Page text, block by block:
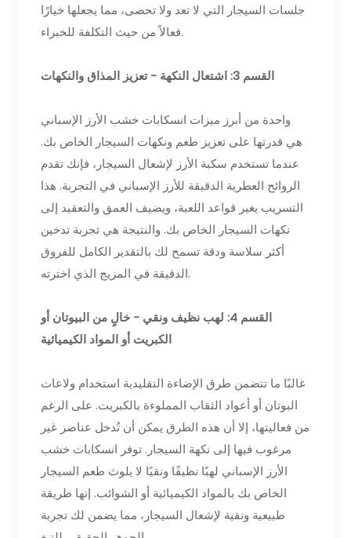
جلسات السيجار التي لا تعد ولا تحصى، مما يجعلها خيارًا
فعالاً من حيث التكلفة للخبراء.
القسم 3: اشتعال النكهة - تعزيز المذاق والنكهات
واحدة من أبرز ميزات انسكابات خشب الأرز الإسباني
هي قدرتها على تعزيز طعم ونكهات السيجار الخاص بك.
عندما تستخدم سكبة الأرز لإشعال السيجار، فإنك تقدم
الروائح العطرية الدقيقة للأرز الإسباني في التجربة. هذا
التسريب يغير قواعد اللعبة، ويضيف العمق والتعقيد إلى
نكهات السيجار الخاص بك. والنتيجة هي تجربة تدخين
أكثر سلاسة ودقة تسمح لك بالتقدير الكامل للفروق
الدقيقة في المزيج الذي اخترته.
القسم 4: لهب نظيف ونقي - خالٍ من البيوتان أو
الكبريت أو المواد الكيميائية
غالبًا ما تتضمن طرق الإضاءة التقليدية استخدام ولاعات
البوتان أو أعواد الثقاب المملوءة بالكبريت. على الرغم
من فعاليتها، إلا أن هذه الطرق يمكن أن تُدخل عناصر غير
مرغوب فيها إلى نكهة السيجار. توفر انسكابات خشب
الأرز الإسباني لهبًا نظيفًا ونقيًا لا يلوث طعم السيجار
الخاص بك بالمواد الكيميائية أو الشوائب. إنها طريقة
طبيعية ونقية لإشعال السيجار، مما يضمن لك تجربة